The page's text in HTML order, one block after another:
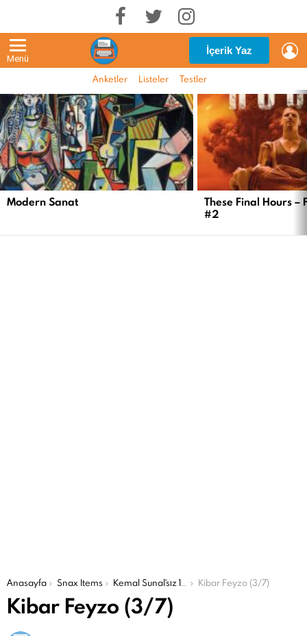
Menü
İçerik Yaz
Anketler Listeler Testler
EN
YENI
İÇERIKLER
Modern Sanat
These Final Hours –
#2
Şu an buradasın:
Anasayfa Snax Items Kemal Sunal'sız 19 Yıl Kibar Feyzo (3/7)
Kibar Feyzo (3/7)